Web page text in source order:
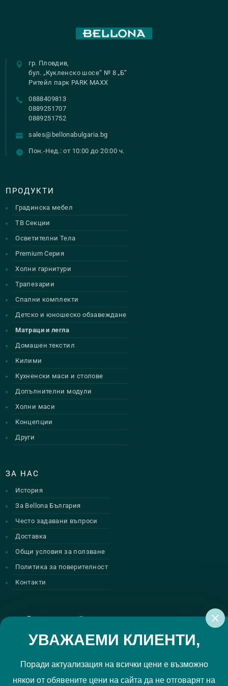
УВАЖАЕМИ КЛИЕНТИ,
Поради актуализация на всички цени е възможно
някои от обявените цени на сайта да не отговарят на
гр. Пловдив,
бул. „Кукленско шосе“ № 8 „Б“
Ритейл парк PARK MAXX
0888409813
0889251707
0889251752
sales@bellonabulgaria.bg
Пон.-Нед.: от 10:00 до 20:00 ч.
ПРОДУКТИ
Градинска мебел
ТВ Секции
Осветителни Тела
Premium Серия
Холни гарнитури
Трапезарии
Спални комплекти
Детско и юношеско обзавеждане
Матраци и легла
Домашен текстил
Килими
Кухненски маси и столове
Допълнителни модули
Холни маси
Концепции
Други
ЗА НАС
История
За Bellona България
Често задавани въпроси
Доставка
Общи условия за ползване
Политика за поверителност
Контакти
Регистрирай се за нашите атрактивни
Прочетох и приемам Политиката за поверителност